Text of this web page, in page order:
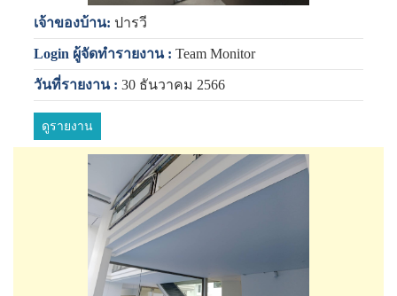
เจ้าของบ้าน: ปารวี
Login ผู้จัดทำรายงาน : Team Monitor
วันที่รายงาน : 30 ธันวาคม 2566
ดูรายงาน